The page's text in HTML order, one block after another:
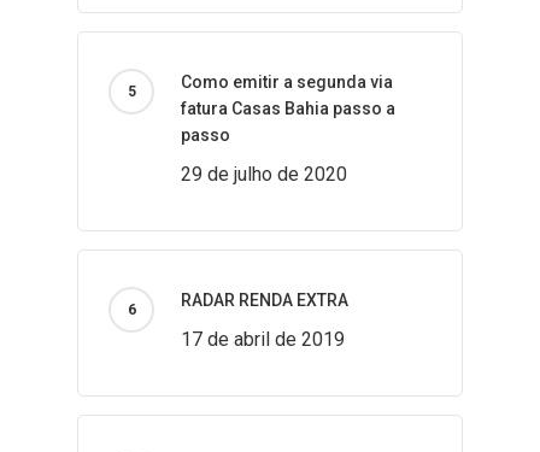
Como emitir a segunda via
fatura Casas Bahia passo a
passo
29 de julho de 2020
RADAR RENDA EXTRA
17 de abril de 2019